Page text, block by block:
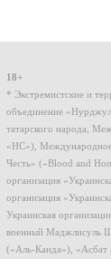
18+
* Экстремистские и
объединение
татарского народа,
«НС»),
Честь» («Blood and
организация
организация
Украинская
военный Маджлисуль
(«Аль-Каида»), «Асбат